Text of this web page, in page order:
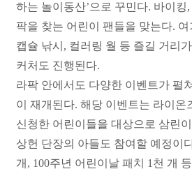
하는 놀이동산’으로 꾸민다. 바이
팍을 찾는 어린이 팬들을 맞는다.
캡슐 낚시, 컬러링 월 등 즐길 거리
커처도 진행된다.
라팍 안에서도 다양한 이벤트가 펼
이 재개된다. 해당 이벤트는 라이온
신청한 어린이들을 대상으로 삼린
상헌 단장의 아들도 참여할 예정이
개, 100주년 어린이날 패치 1천 개